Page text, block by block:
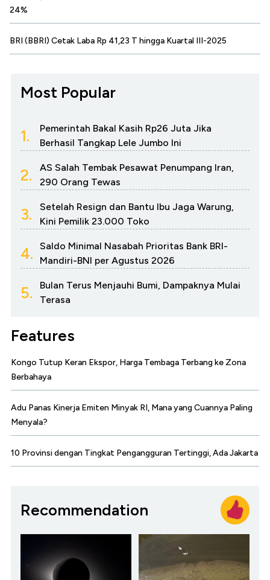
24%
BRI (BBRI) Cetak Laba Rp 41,23 T hingga Kuartal III-2025
Most Popular
1.
Pemerintah Bakal Kasih Rp26 Juta Jika
Berhasil Tangkap Lele Jumbo Ini
2.
AS Salah Tembak Pesawat Penumpang Iran,
290 Orang Tewas
3.
Setelah Resign dan Bantu Ibu Jaga Warung,
Kini Pemilik 23.000 Toko
4.
Saldo Minimal Nasabah Prioritas Bank BRI-
Mandiri-BNI per Agustus 2026
5.
Bulan Terus Menjauhi Bumi, Dampaknya Mulai
Terasa
Features
Kongo Tutup Keran Ekspor, Harga Tembaga Terbang ke Zona
Berbahaya
Adu Panas Kinerja Emiten Minyak RI, Mana yang Cuannya Paling
Menyala?
10 Provinsi dengan Tingkat Pengangguran Tertinggi, Ada Jakarta
Recommendation